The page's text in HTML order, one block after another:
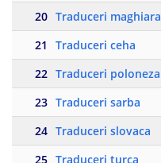
20 Traduceri maghiara
21
Traduceri ceha
22 Traduceri poloneza
23 Traduceri sarba
24 Traduceri slovaca
25 Traduceri turca